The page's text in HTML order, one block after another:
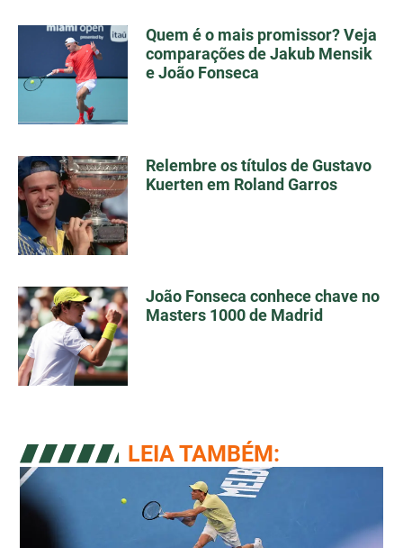
Quem é o mais promissor? Veja
comparações de Jakub Mensik
e João Fonseca
Relembre os títulos de Gustavo
Kuerten em Roland Garros
João Fonseca conhece chave no
Masters 1000 de Madrid
LEIA TAMBÉM: